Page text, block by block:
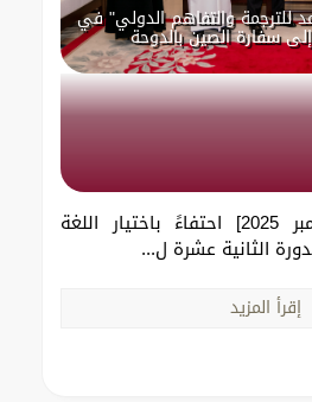
للترجمة والتفاهم الدولي" في
سفارة الصين بالدوحة
الدوحة – [14 سبتمبر 2025] احتفاءً باختيار اللغة
الثانية عشرة ل...
إقرأ المزيد